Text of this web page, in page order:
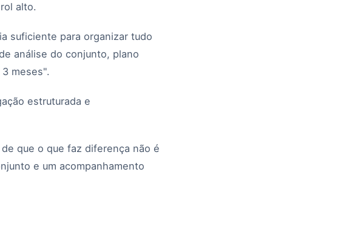
alto.
suficiente para organizar tudo
análise do conjunto, plano
meses".
estruturada e
que o que faz diferença não é
e um acompanhamento